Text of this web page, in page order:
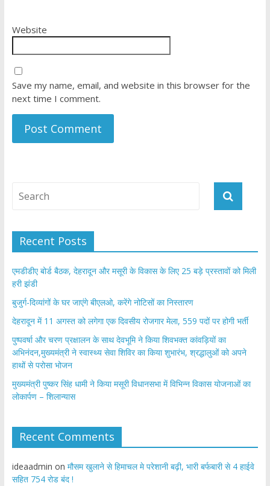
Website
Save my name, email, and website in this browser for the
next time I comment.
Recent Posts
एमडीडीए बोर्ड बैठक, देहरादून और मसूरी के विकास के लिए 25 बड़े प्रस्तावों को मिली
हरी झंडी
बुजुर्ग-दिव्यांगों के घर जाएंगे बीएलओ, करेंगे नोटिसों का निस्तारण
​देहरादून में 11 अगस्त को लगेगा एक दिवसीय रोजगार मेला, 559 पदों पर होगी भर्ती
पुष्पवर्षा और चरण प्रक्षालन के साथ देवभूमि ने किया शिवभक्त कांवड़ियों का
अभिनंदन,मुख्यमंत्री ने स्वास्थ्य सेवा शिविर का किया शुभारंभ, श्रद्धालुओं को अपने
हाथों से परोसा भोजन
मुख्यमंत्री पुष्कर सिंह धामी ने किया मसूरी विधानसभा में विभिन्न विकास योजनाओं का
लोकार्पण – शिलान्यास
Recent Comments
ideaadmin on मौसम खुलाने से हिमाचल मे परेशानी बढ़ी, भारी बर्फबारी से 4 हाईवे
सहित 754 रोड बंद !